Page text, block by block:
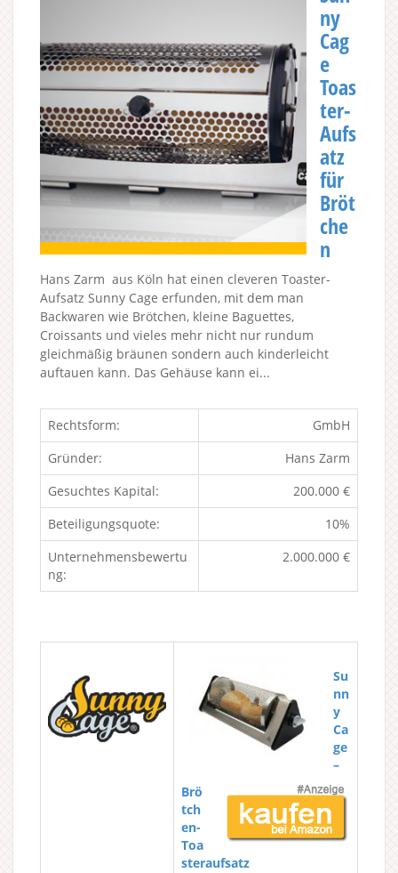
ny
Cag
e
Toas
ter-
Aufs
atz
für
Bröt
che
n
Hans Zarm aus Köln hat einen cleveren Toaster-
Aufsatz Sunny Cage erfunden, mit dem man
Backwaren wie Brötchen, kleine Baguettes,
Croissants und vieles mehr nicht nur rundum
gleichmäßig bräunen sondern auch kinderleicht
auftauen kann. Das Gehäuse kann ei...
Rechtsform:
GmbH
Gründer:
Hans Zarm
Gesuchtes Kapital:
200.000 €
Beteiligungsquote:
10%
Unternehmensbewertu
ng:
2.000.000 €
Su
nn
y
Ca
ge
–
Brö
tch
en-
Toa
steraufsatz